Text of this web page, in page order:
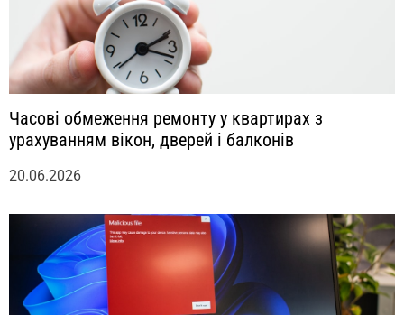
Часові обмеження ремонту у квартирах з
урахуванням вікон, дверей і балконів
20.06.2026